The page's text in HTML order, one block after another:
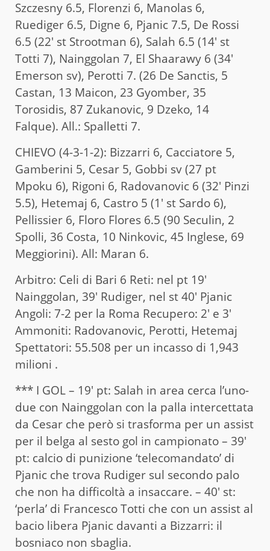
Szczesny 6.5, Florenzi 6, Manolas 6,
Ruediger 6.5, Digne 6, Pjanic 7.5, De Rossi
6.5 (22′ st Strootman 6), Salah 6.5 (14′ st
Totti 7), Nainggolan 7, El Shaarawy 6 (34′
Emerson sv), Perotti 7. (26 De Sanctis, 5
Castan, 13 Maicon, 23 Gyomber, 35
Torosidis, 87 Zukanovic, 9 Dzeko, 14
Falque). All.: Spalletti 7.
CHIEVO (4-3-1-2): Bizzarri 6, Cacciatore 5,
Gamberini 5, Cesar 5, Gobbi sv (27 pt
Mpoku 6), Rigoni 6, Radovanovic 6 (32′ Pinzi
5.5), Hetemaj 6, Castro 5 (1′ st Sardo 6),
Pellissier 6, Floro Flores 6.5 (90 Seculin, 2
Spolli, 36 Costa, 10 Ninkovic, 45 Inglese, 69
Meggiorini). All: Maran 6.
Arbitro: Celi di Bari 6 Reti: nel pt 19′
Nainggolan, 39′ Rudiger, nel st 40′ Pjanic
Angoli: 7-2 per la Roma Recupero: 2′ e 3′
Ammoniti: Radovanovic, Perotti, Hetemaj
Spettatori: 55.508 per un incasso di 1,943
milioni .
*** I GOL – 19′ pt: Salah in area cerca l’uno-
due con Nainggolan con la palla intercettata
da Cesar che però si trasforma per un assist
per il belga al sesto gol in campionato – 39′
pt: calcio di punizione ‘telecomandato’ di
Pjanic che trova Rudiger sul secondo palo
che non ha difficoltà a insaccare. – 40′ st:
‘perla’ di Francesco Totti che con un assist al
bacio libera Pjanic davanti a Bizzarri: il
bosniaco non sbaglia.